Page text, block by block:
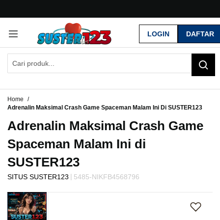
G
a
t
i
s
O
k
r
e
I
n
o
n
e
LOGIN DAFTAR
Home
Adrenalin Maksimal Crash Game Spaceman Malam Ini Di SUSTER123
Adrenalin Maksimal Crash Game
Spaceman Malam Ini di
SUSTER123
SITUS SUSTER123 | 5485-NIKFB4568796
to
the
end